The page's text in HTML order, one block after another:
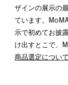
ザインの展示の
ています。
示で初めてお披
け出すとこで、
商品選定について